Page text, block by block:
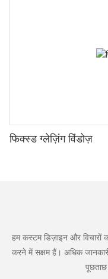
फिक्स्ड ग्लेज़िंग विंडोज़
हम कस्टम डिज़ाइन और विचारों
करने में सक्षम हैं। अधिक